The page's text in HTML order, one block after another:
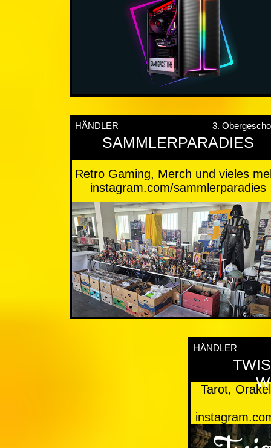
HÄNDLER 3.
SAMMLERPARADIES
Retro Gaming, Merch und vieles
instagram.com/sammlerparadies
HÄNDLER
Tarot,